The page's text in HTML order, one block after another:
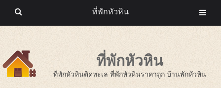
ที่พักหัวหิน
ที่พักหัวหินติดทะเล ที่พักหัวหินราคาถูก บ้านพักหัวหิน
ที่พักหัวหิน